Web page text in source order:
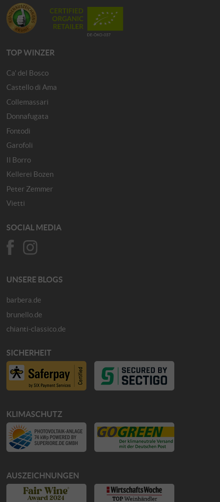
TOP WINZER
Ca' del Bosco
Castello di Ama
Collemassari
Donnafugata
Fontodi
Garofoli
Il Borro
Kellerei Bozen
Peter Zemmer
Vietti
SOCIAL MEDIA
UNSERE BLOGS
barbera.de
brunello.de
chianti-classico.de
SICHERHEIT
KLIMASCHUTZ
AUSZEICHNUNGEN